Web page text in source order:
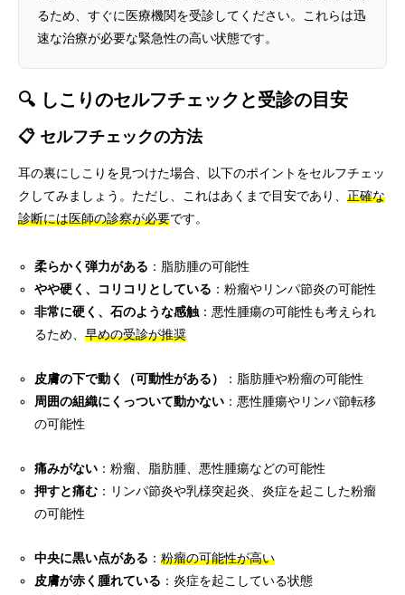
るため、すぐに医療機関を受診してください。これらは迅
速な治療が必要な緊急性の高い状態です。
🔍 しこりのセルフチェックと受診の目安
📋 セルフチェックの方法
耳の裏にしこりを見つけた場合、以下のポイントをセルフチェッ
クしてみましょう。ただし、これはあくまで目安であり、 正確な
診断には医師の診察が必要です。
柔らかく弾力がある ：脂肪腫の可能性
やや硬く、コリコリとしている ：粉瘤やリンパ節炎の可能性
非常に硬く、石のような感触 ：悪性腫瘍の可能性も考えられ
るため、早めの受診が推奨
皮膚の下で動く（可動性がある）
：脂肪腫や粉瘤の可能性
周囲の組織にくっついて動かない ：悪性腫瘍やリンパ節転移
の可能性
痛みがない ：粉瘤、脂肪腫、悪性腫瘍などの可能性
押すと痛む ：リンパ節炎や乳様突起炎、炎症を起こした粉瘤
の可能性
中央に黒い点がある ：粉瘤の可能性が高い
皮膚が赤く腫れている ：炎症を起こしている状態